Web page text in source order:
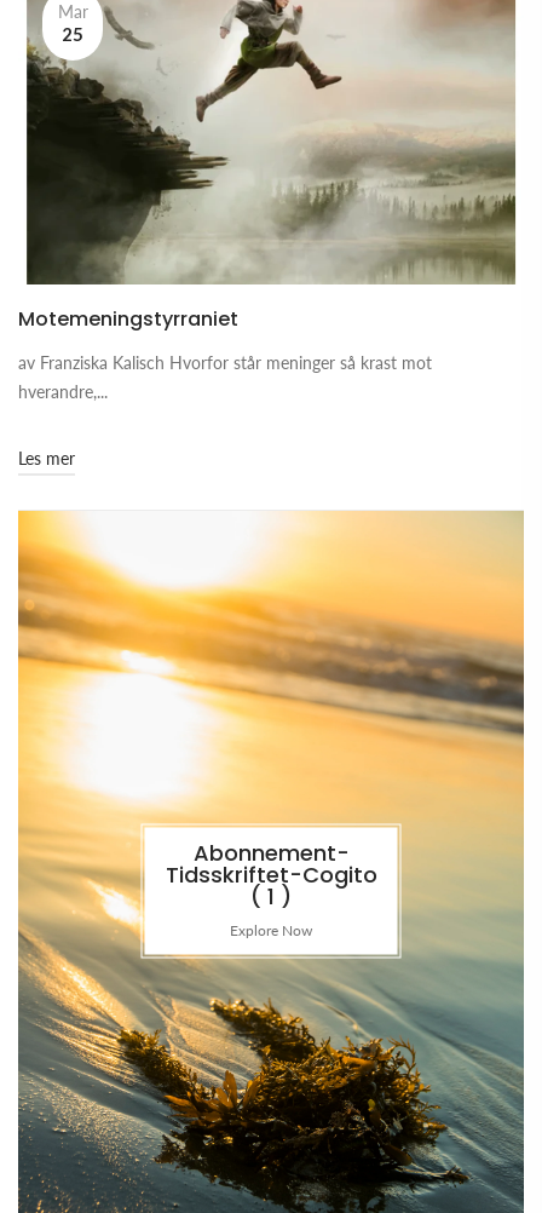
Mar
25
Motemeningstyrraniet
av Franziska Kalisch Hvorfor står meninger så krast mot
hverandre,...
Les mer
Abonnement-
Tidsskriftet-Cogito
( 1 )
Explore Now